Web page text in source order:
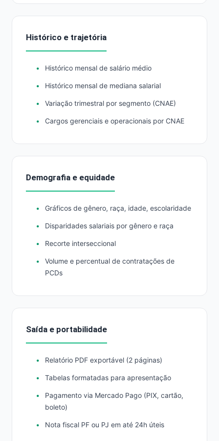
Histórico e trajetória
Histórico mensal de salário médio
Histórico mensal de mediana salarial
Variação trimestral por segmento (CNAE)
Cargos gerenciais e operacionais por CNAE
Demografia e equidade
Gráficos de gênero, raça, idade, escolaridade
Disparidades salariais por gênero e raça
Recorte interseccional
Volume e percentual de contratações de
PCDs
Saída e portabilidade
Relatório PDF exportável (2 páginas)
Tabelas formatadas para apresentação
Pagamento via Mercado Pago (PIX, cartão,
boleto)
Nota fiscal PF ou PJ em até 24h úteis